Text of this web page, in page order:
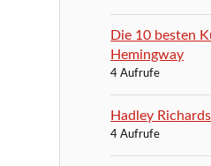
Die 10 besten
Hemingway
4 Aufrufe
Hadley
4 Aufrufe